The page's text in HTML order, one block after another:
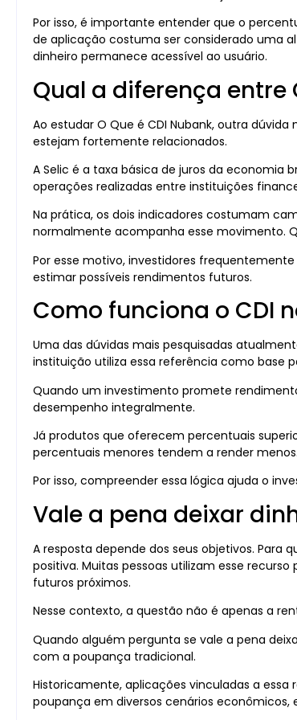
Por isso, é importante entender que o
de aplicação costuma ser considerado uma
dinheiro permanece acessível ao usuário.
Qual a diferença entre
Ao estudar O Que é CDI Nubank, outra
estejam fortemente relacionados.
A Selic é a taxa básica de juros da economia
operações realizadas entre instituições
Na prática, os dois indicadores costumam
normalmente acompanha esse movimento.
Por esse motivo, investidores
estimar possíveis rendimentos futuros.
Como funciona o CDI
Uma das dúvidas mais pesquisadas
instituição utiliza essa referência como base
Quando um investimento promete
desempenho integralmente.
Já produtos que oferecem percentuais
percentuais menores tendem a render menos.
Por isso, compreender essa lógica ajuda o
Vale a pena deixar
A resposta depende dos seus objetivos. Para
positiva. Muitas pessoas utilizam esse
futuros próximos.
Nesse contexto, a questão não é apenas a
Quando alguém pergunta se vale a pena
com a poupança tradicional.
Historicamente, aplicações vinculadas a
poupança em diversos cenários